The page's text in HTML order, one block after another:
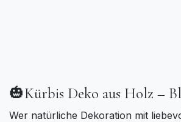
🎃Kürbis Deko aus Holz –
Wer natürliche Dekoration mit